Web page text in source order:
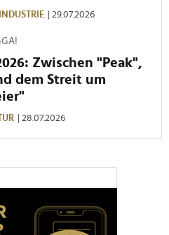
INDUSTRIE | 29.07.2026
Zwischen "Peak",
dem Streit um
| 28.07.2026